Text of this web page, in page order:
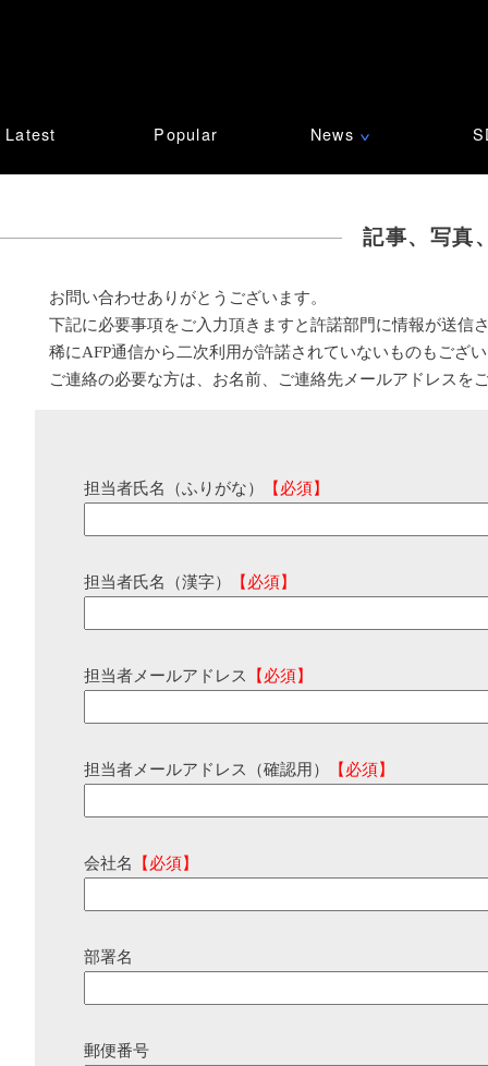
Latest Popular News ∨
記事、写真
お問い合わせありがとうございます。
下記に必要事項をご入力頂きますと許諾部門に情報が送信
稀にAFP通信から二次利用が許諾されていないものもござ
ご連絡の必要な方は、お名前、ご連絡先メールアドレスを
担当者氏名（ふりがな） 【必須】
担当者氏名（漢字） 【必須】
担当者メールアドレス 【必須】
担当者メールアドレス（確認用） 【必須】
会社名 【必須】
部署名
郵便番号